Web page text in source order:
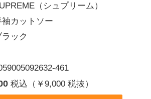
（シュプリーム）
カットソー
ック
461
税込（￥9,000 税抜）